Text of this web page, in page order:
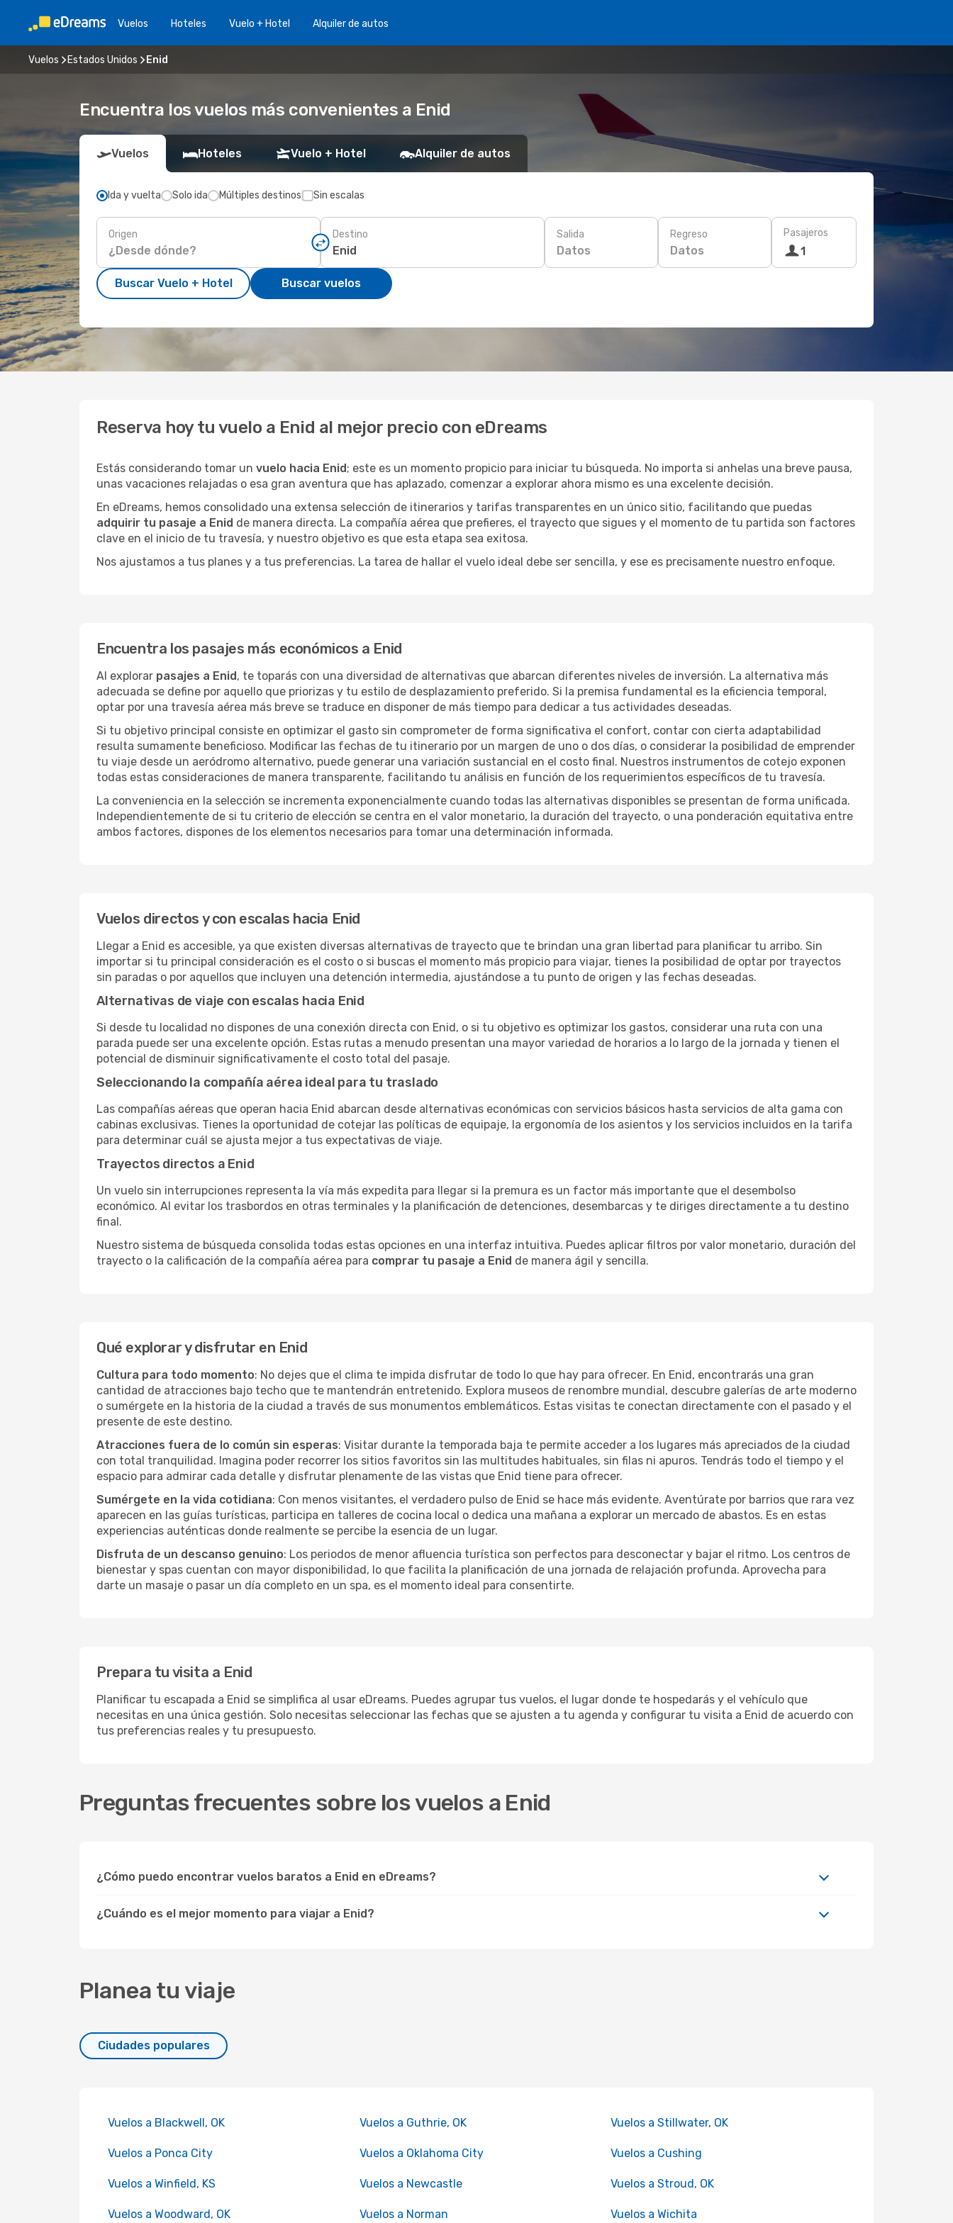
Vuelos Hoteles Vuelo + Hotel Alquiler de autos
Vuelos Estados Unidos Enid
Encuentra los vuelos más convenientes a Enid
Vuelos Hoteles Vuelo + Hotel Alquiler de autos
Ida y vuelta Solo ida Múltiples destinos Sin escalas
Origen Destino Salida
Datos
Regreso
Datos
Pasajeros
1
Buscar Vuelo + Hotel Buscar vuelos
Reserva hoy tu vuelo a Enid al mejor precio con eDreams
Estás considerando tomar un vuelo hacia Enid; este es un momento propicio para iniciar tu búsqueda. No importa si anhelas una breve pausa,
unas vacaciones relajadas o esa gran aventura que has aplazado, comenzar a explorar ahora mismo es una excelente decisión.
En eDreams, hemos consolidado una extensa selección de itinerarios y tarifas transparentes en un único sitio, facilitando que puedas
adquirir tu pasaje a Enid de manera directa. La compañía aérea que prefieres, el trayecto que sigues y el momento de tu partida son factores
clave en el inicio de tu travesía, y nuestro objetivo es que esta etapa sea exitosa.
Nos ajustamos a tus planes y a tus preferencias. La tarea de hallar el vuelo ideal debe ser sencilla, y ese es precisamente nuestro enfoque.
Encuentra los pasajes más económicos a Enid
Al explorar pasajes a Enid, te toparás con una diversidad de alternativas que abarcan diferentes niveles de inversión. La alternativa más
adecuada se define por aquello que priorizas y tu estilo de desplazamiento preferido. Si la premisa fundamental es la eficiencia temporal,
optar por una travesía aérea más breve se traduce en disponer de más tiempo para dedicar a tus actividades deseadas.
Si tu objetivo principal consiste en optimizar el gasto sin comprometer de forma significativa el confort, contar con cierta adaptabilidad
resulta sumamente beneficioso. Modificar las fechas de tu itinerario por un margen de uno o dos días, o considerar la posibilidad de emprender
tu viaje desde un aeródromo alternativo, puede generar una variación sustancial en el costo final. Nuestros instrumentos de cotejo exponen
todas estas consideraciones de manera transparente, facilitando tu análisis en función de los requerimientos específicos de tu travesía.
La conveniencia en la selección se incrementa exponencialmente cuando todas las alternativas disponibles se presentan de forma unificada.
Independientemente de si tu criterio de elección se centra en el valor monetario, la duración del trayecto, o una ponderación equitativa entre
ambos factores, dispones de los elementos necesarios para tomar una determinación informada.
Vuelos directos y con escalas hacia Enid
Llegar a Enid es accesible, ya que existen diversas alternativas de trayecto que te brindan una gran libertad para planificar tu arribo. Sin
importar si tu principal consideración es el costo o si buscas el momento más propicio para viajar, tienes la posibilidad de optar por trayectos
sin paradas o por aquellos que incluyen una detención intermedia, ajustándose a tu punto de origen y las fechas deseadas.
Alternativas de viaje con escalas hacia Enid
Si desde tu localidad no dispones de una conexión directa con Enid, o si tu objetivo es optimizar los gastos, considerar una ruta con una
parada puede ser una excelente opción. Estas rutas a menudo presentan una mayor variedad de horarios a lo largo de la jornada y tienen el
potencial de disminuir significativamente el costo total del pasaje.
Seleccionando la compañía aérea ideal para tu traslado
Las compañías aéreas que operan hacia Enid abarcan desde alternativas económicas con servicios básicos hasta servicios de alta gama con
cabinas exclusivas. Tienes la oportunidad de cotejar las políticas de equipaje, la ergonomía de los asientos y los servicios incluidos en la tarifa
para determinar cuál se ajusta mejor a tus expectativas de viaje.
Trayectos directos a Enid
Un vuelo sin interrupciones representa la vía más expedita para llegar si la premura es un factor más importante que el desembolso
económico. Al evitar los trasbordos en otras terminales y la planificación de detenciones, desembarcas y te diriges directamente a tu destino
final.
Nuestro sistema de búsqueda consolida todas estas opciones en una interfaz intuitiva. Puedes aplicar filtros por valor monetario, duración del
trayecto o la calificación de la compañía aérea para comprar tu pasaje a Enid de manera ágil y sencilla.
Qué explorar y disfrutar en Enid
Cultura para todo momento: No dejes que el clima te impida disfrutar de todo lo que hay para ofrecer. En Enid, encontrarás una gran
cantidad de atracciones bajo techo que te mantendrán entretenido. Explora museos de renombre mundial, descubre galerías de arte moderno
o sumérgete en la historia de la ciudad a través de sus monumentos emblemáticos. Estas visitas te conectan directamente con el pasado y el
presente de este destino.
Atracciones fuera de lo común sin esperas: Visitar durante la temporada baja te permite acceder a los lugares más apreciados de la ciudad
con total tranquilidad. Imagina poder recorrer los sitios favoritos sin las multitudes habituales, sin filas ni apuros. Tendrás todo el tiempo y el
espacio para admirar cada detalle y disfrutar plenamente de las vistas que Enid tiene para ofrecer.
Sumérgete en la vida cotidiana: Con menos visitantes, el verdadero pulso de Enid se hace más evidente. Aventúrate por barrios que rara vez
aparecen en las guías turísticas, participa en talleres de cocina local o dedica una mañana a explorar un mercado de abastos. Es en estas
experiencias auténticas donde realmente se percibe la esencia de un lugar.
Disfruta de un descanso genuino: Los periodos de menor afluencia turística son perfectos para desconectar y bajar el ritmo. Los centros de
bienestar y spas cuentan con mayor disponibilidad, lo que facilita la planificación de una jornada de relajación profunda. Aprovecha para
darte un masaje o pasar un día completo en un spa, es el momento ideal para consentirte.
Prepara tu visita a Enid
Planificar tu escapada a Enid se simplifica al usar eDreams. Puedes agrupar tus vuelos, el lugar donde te hospedarás y el vehículo que
necesitas en una única gestión. Solo necesitas seleccionar las fechas que se ajusten a tu agenda y configurar tu visita a Enid de acuerdo con
tus preferencias reales y tu presupuesto.
Preguntas frecuentes sobre los vuelos a Enid
¿Cómo puedo encontrar vuelos baratos a Enid en eDreams?
¿Cuándo es el mejor momento para viajar a Enid?
Planea tu viaje
Ciudades populares
Vuelos a Blackwell, OK Vuelos a Guthrie, OK Vuelos a Stillwater, OK
Vuelos a Ponca City Vuelos a Oklahoma City Vuelos a Cushing
Vuelos a Winfield, KS Vuelos a Newcastle Vuelos a Stroud, OK
Vuelos a Woodward, OK Vuelos a Norman Vuelos a Wichita